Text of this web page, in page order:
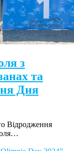
з
та
Дня
Відродження